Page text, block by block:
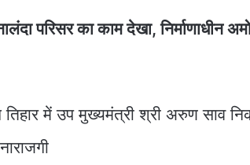
परिसर का काम देखा, निर्माणाधीन